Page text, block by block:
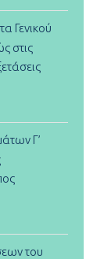
Γενικού
στις
Γ’
του